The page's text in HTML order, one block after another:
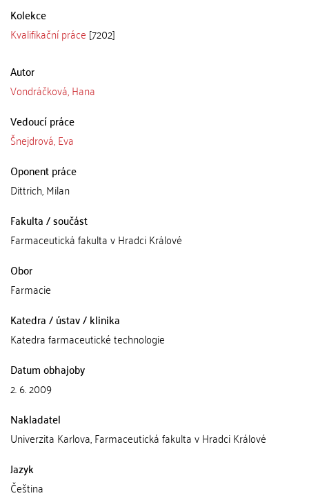
Kolekce
Kvalifikační práce [7202]
Autor
Vondráčková, Hana
Vedoucí práce
Šnejdrová, Eva
Oponent práce
Dittrich, Milan
Fakulta / součást
Farmaceutická fakulta v Hradci Králové
Obor
Farmacie
Katedra / ústav / klinika
Katedra farmaceutické technologie
Datum obhajoby
2. 6. 2009
Nakladatel
Univerzita Karlova, Farmaceutická fakulta v Hradci Králové
Jazyk
Čeština